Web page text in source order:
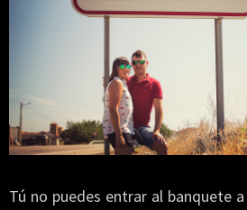
Tú no puedes entrar al banquete